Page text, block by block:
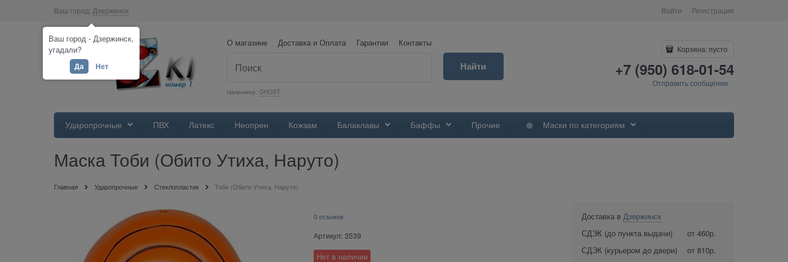
Ваш город: Дзержинск Войти Регистрация
О магазине Доставка и Оплата Гарантии Контакты
Например: GHOST
Найти
Корзина: пусто
+7 (950) 618-01-54
Отправить сообщение
Ударопрочные ПВХ Латекс Неопрен Кожзам Балаклавы Баффы Прочие Маски по категориям
Маска Тоби (Обито Утиха, Наруто)
Главная Ударопрочные Стеклопластик Тоби (Обито Утиха, Наруто)
0 отзывов
Артикул: 3539
Нет в наличии
Доставка в Дзержинск
СДЭК (до пункта выдачи)
от 460р.
СДЭК (курьером до двери)
от 810р.
Ваш город - Дзержинск,
угадали?
Да Нет